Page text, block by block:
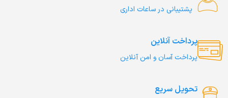
پشتیبانی در ساعات اداری
پرداخت آنلاین
پرداخت آسان و امن آنلاین
تحویل سریع